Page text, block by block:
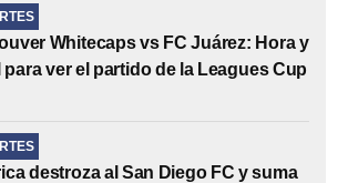
Whitecaps vs FC Juárez: Hora y
para ver el partido de la Leagues Cup
destroza al San Diego FC y suma